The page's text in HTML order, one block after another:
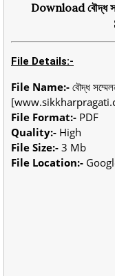
Download বৌদ্ধ
File Details:-
File Name:- বৌদ্ধ
File Format:- PDF
Quality:- High
File Size:- 3 Mb
File Location:-